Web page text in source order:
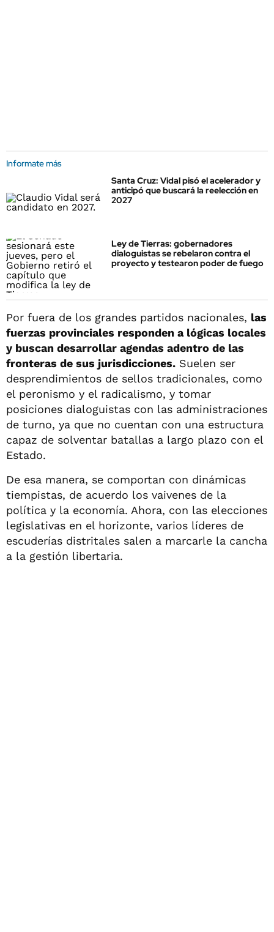
Informate más
Santa Cruz: Vidal pisó el acelerador y
anticipó que buscará la reelección en
2027
Ley de Tierras: gobernadores
dialoguistas se rebelaron contra el
proyecto y testearon poder de fuego
Por fuera de los grandes partidos nacionales, las
fuerzas provinciales responden a lógicas locales
y buscan desarrollar agendas adentro de las
fronteras de sus jurisdicciones. Suelen ser
desprendimientos de sellos tradicionales, como
el peronismo y el radicalismo, y tomar
posiciones dialoguistas con las administraciones
de turno, ya que no cuentan con una estructura
capaz de solventar batallas a largo plazo con el
Estado.
De esa manera, se comportan con dinámicas
tiempistas, de acuerdo los vaivenes de la
política y la economía. Ahora, con las elecciones
legislativas en el horizonte, varios líderes de
escuderías distritales salen a marcarle la cancha
a la gestión libertaria.